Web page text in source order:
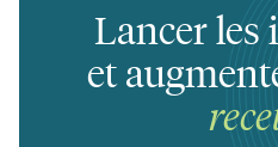
Lancer les
et